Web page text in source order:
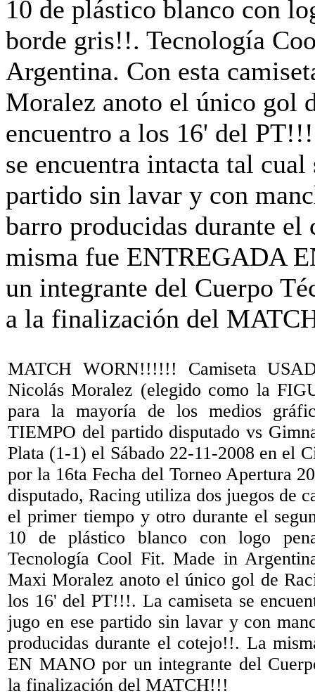
MATCH WORN!!!!!! Camiseta
Nicolás Moralez (elegido como la
para la mayoría de los medios
TIEMPO del partido disputado vs
Plata (1-1) el Sábado 22-11-2008 en el
por la 16ta Fecha del Torneo Apertura
disputado, Racing utiliza dos juegos de
el primer tiempo y otro durante el
10 de plástico blanco con logo
Tecnología Cool Fit. Made in
Maxi Moralez anoto el único gol de
los 16' del PT!!!. La camiseta se
jugo en ese partido sin lavar y con
producidas durante el cotejo!!. La
EN MANO por un integrante del
la finalización del MATCH!!!